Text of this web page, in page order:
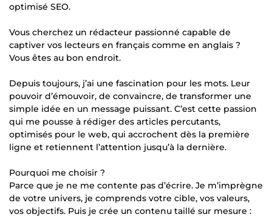
optimisé SEO.
Vous cherchez un rédacteur passionné capable de
captiver vos lecteurs en français comme en anglais ?
Vous êtes au bon endroit.
Depuis toujours, j’ai une fascination pour les mots. Leur
pouvoir d’émouvoir, de convaincre, de transformer une
simple idée en un message puissant. C’est cette passion
qui me pousse à rédiger des articles percutants,
optimisés pour le web, qui accrochent dès la première
ligne et retiennent l’attention jusqu’à la dernière.
Pourquoi me choisir ?
Parce que je ne me contente pas d’écrire. Je m’imprègne
de votre univers, je comprends votre cible, vos valeurs,
vos objectifs. Puis je crée un contenu taillé sur mesure :